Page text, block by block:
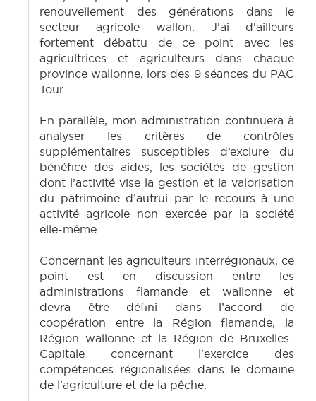
renouvellement des générations dans le
secteur agricole wallon. J’ai d’ailleurs
fortement débattu de ce point avec les
agricultrices et agriculteurs dans chaque
province wallonne, lors des 9 séances du PAC
Tour.
En parallèle, mon administration continuera à
analyser les critères de contrôles
supplémentaires susceptibles d’exclure du
bénéfice des aides, les sociétés de gestion
dont l’activité vise la gestion et la valorisation
du patrimoine d’autrui par le recours à une
activité agricole non exercée par la société
elle-même.
Concernant les agriculteurs interrégionaux, ce
point est en discussion entre les
administrations flamande et wallonne et
devra être défini dans l’accord de
coopération entre la Région flamande, la
Région wallonne et la Région de Bruxelles-
Capitale concernant l'exercice des
compétences régionalisées dans le domaine
de l'agriculture et de la pêche.